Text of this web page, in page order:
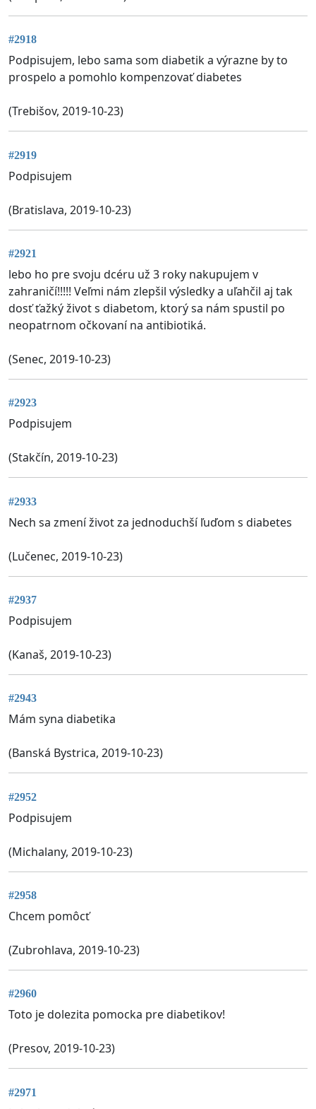
#2918
Podpisujem, lebo sama som diabetik a výrazne by to
prospelo a pomohlo kompenzovať diabetes
(Trebišov, 2019-10-23)
#2919
Podpisujem
(Bratislava, 2019-10-23)
#2921
lebo ho pre svoju dcéru už 3 roky nakupujem v
zahraničí!!!!! Veľmi nám zlepšil výsledky a uľahčil aj tak
dosť ťažký život s diabetom, ktorý sa nám spustil po
neopatrnom očkovaní na antibiotiká.
(Senec, 2019-10-23)
#2923
Podpisujem
(Stakčín, 2019-10-23)
#2933
Nech sa zmení život za jednoduchší ľuďom s diabetes
(Lučenec, 2019-10-23)
#2937
Podpisujem
(Kanaš, 2019-10-23)
#2943
Mám syna diabetika
(Banská Bystrica, 2019-10-23)
#2952
Podpisujem
(Michalany, 2019-10-23)
#2958
Chcem pomôcť
(Zubrohlava, 2019-10-23)
#2960
Toto je dolezita pomocka pre diabetikov!
(Presov, 2019-10-23)
#2971